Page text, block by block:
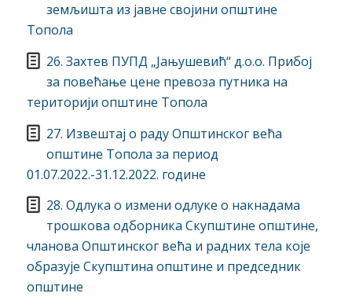
земљишта из јавне својини општине
Топола
26. Захтев ПУПД „Јањушевић“ д.о.о. Прибој
за повећање цене превоза путника на
територији општине Топола
27. Извештај о раду Општинског већа
општине Топола за период
01.07.2022.-31.12.2022. године
28. Одлука о измени одлуке о накнадама
трошкова одборника Скупштине општине,
чланова Општинског већа и радних тела које
образује Скупштина општине и председник
општине